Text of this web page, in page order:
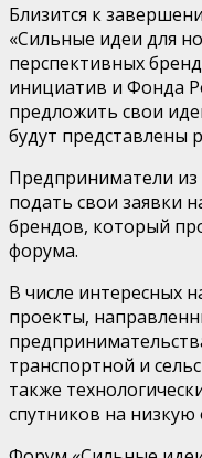
Близится к
«Сильные идеи для
перспективных
инициатив и Фонда
предложить свои
будут представлены
Предприниматели из
подать свои заявки
брендов, который
форума.
В числе интересных
проекты,
транспортной и
также
спутников на низкую